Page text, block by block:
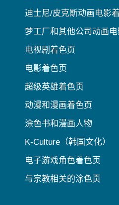
迪士尼/皮克斯动画电影
梦工厂和其他公司动画
电视剧着色页
电影着色页
超级英雄着色页
动漫和漫画着色页
涂色书和漫画人物
K-Culture（韩国文化）
电子游戏角色着色页
与宗教相关的涂色页